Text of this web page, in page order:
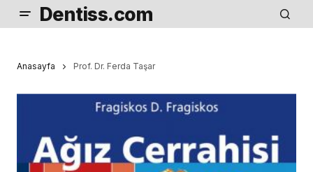
Dentiss.com
Anasayfa Prof. Dr. Ferda Taşar